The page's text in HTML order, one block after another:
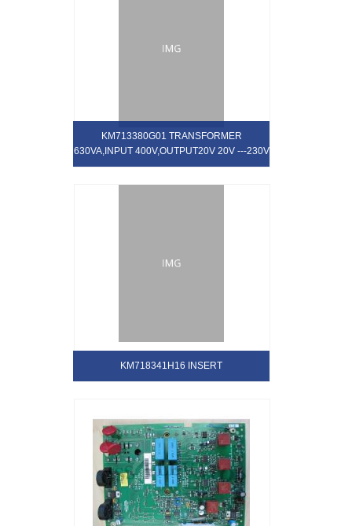
KM713380G01 TRANSFORMER
630VA,INPUT 400V,OUTPUT20V 20V ---230V
KM718341H16 INSERT